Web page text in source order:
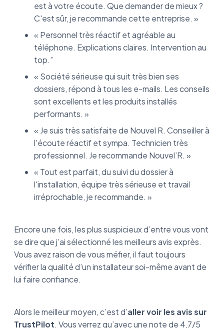
est à votre écoute. Que demander de mieux ?
C'est sûr, je recommande cette entreprise. »
« Personnel très réactif et agréable au
téléphone. Explications claires. Intervention au
top.”
« Société sérieuse qui suit très bien ses
dossiers, répond à tous les e-mails. Les conseils
sont excellents et les produits installés
performants. »
« Je suis très satisfaite de Nouvel R. Conseiller à
l'écoute réactif et sympa. Technicien très
professionnel. Je recommande Nouvel’R. »
« Tout est parfait, du suivi du dossier à
l'installation, équipe très sérieuse et travail
irréprochable, je recommande. »
Encore une fois, les plus suspicieux d’entre vous vont
se dire que j’ai sélectionné les meilleurs avis exprès.
Vous avez raison de vous méfier, il faut toujours
vérifier la qualité d’un installateur soi-même avant de
lui faire confiance.
Alors le meilleur moyen, c’est d’aller voir les avis sur
TrustPilot. Vous verrez qu’avec une note de 4,7/5